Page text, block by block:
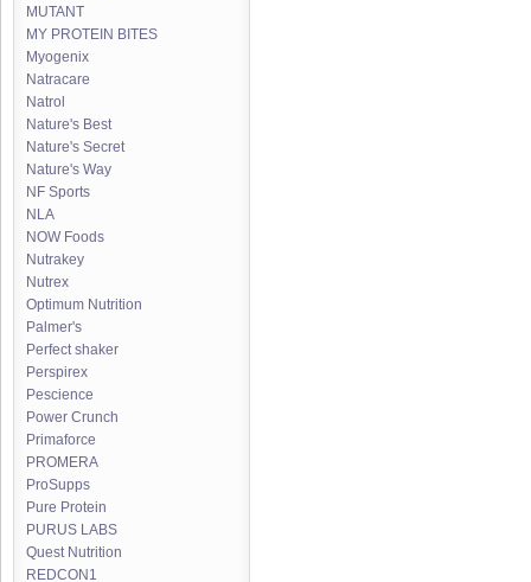
MUTANT
MY PROTEIN BITES
Myogenix
Natracare
Natrol
Nature's Best
Nature's Secret
Nature's Way
NF Sports
NLA
NOW Foods
Nutrakey
Nutrex
Optimum Nutrition
Palmer's
Perfect shaker
Perspirex
Pescience
Power Crunch
Primaforce
PROMERA
ProSupps
Pure Protein
PURUS LABS
Quest Nutrition
REDCON1